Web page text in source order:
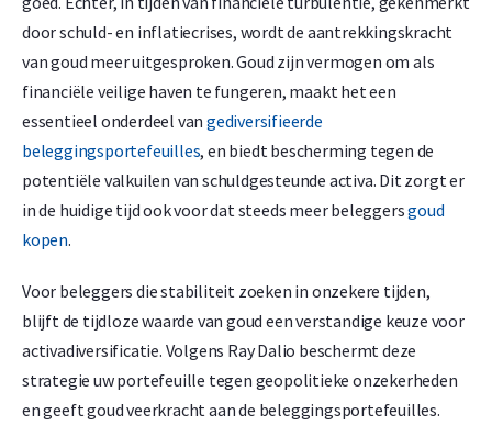
door schuld- en inflatiecrises, wordt de aantrekkingskracht
van goud meer uitgesproken. Goud zijn vermogen om als
financiële veilige haven te fungeren, maakt het een
essentieel onderdeel vangediversifieerde
beleggingsportefeuilles, en biedt bescherming tegen de
potentiële valkuilen van schuldgesteunde activa. Dit zorgt er
in de huidige tijd ook voor dat steeds meer beleggersgoud
kopen.
Voor beleggers die stabiliteit zoeken in onzekere tijden,
blijft de tijdloze waarde van goud een verstandige keuze voor
activadiversificatie. Volgens Ray Dalio beschermt deze
strategie uw portefeuille tegen geopolitieke onzekerheden
en geeft goud veerkracht aan de beleggingsportefeuilles.